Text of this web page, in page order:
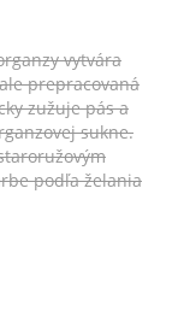
vytvára
prepracovaná
zužuje pás a
sukne.
podľa želania